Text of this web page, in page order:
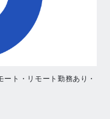
ト・リモート勤務あり・